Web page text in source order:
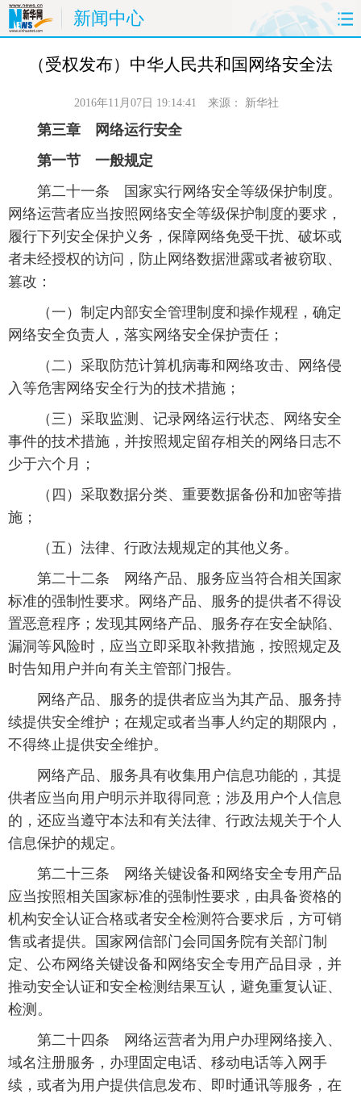
新闻中心
首页 时政 国际 财经
体育 人事
时尚 思客
港澳 台湾 华人 汽车
科技 能源 房产 公司
图片 视频 彩票 食品
旅游 健康 信息化 数据
富媒体 摄影
新华电视中文 新华电视英文 返回PC
（受权发布）中华人民共和国网络安全法
2016年11月07日 19:14:41 来源： 新华社
第三章 网络运行安全
第一节 一般规定
第二十一条 国家实行网络安全等级保护制度。
网络运营者应当按照网络安全等级保护制度的要求，
履行下列安全保护义务，保障网络免受干扰、破坏或
者未经授权的访问，防止网络数据泄露或者被窃取、
篡改：
（一）制定内部安全管理制度和操作规程，确定
网络安全负责人，落实网络安全保护责任；
（二）采取防范计算机病毒和网络攻击、网络侵
入等危害网络安全行为的技术措施；
（三）采取监测、记录网络运行状态、网络安全
事件的技术措施，并按照规定留存相关的网络日志不
少于六个月；
（四）采取数据分类、重要数据备份和加密等措
施；
（五）法律、行政法规规定的其他义务。
第二十二条 网络产品、服务应当符合相关国家
标准的强制性要求。网络产品、服务的提供者不得设
置恶意程序；发现其网络产品、服务存在安全缺陷、
漏洞等风险时，应当立即采取补救措施，按照规定及
时告知用户并向有关主管部门报告。
网络产品、服务的提供者应当为其产品、服务持
续提供安全维护；在规定或者当事人约定的期限内，
不得终止提供安全维护。
网络产品、服务具有收集用户信息功能的，其提
供者应当向用户明示并取得同意；涉及用户个人信息
的，还应当遵守本法和有关法律、行政法规关于个人
信息保护的规定。
第二十三条 网络关键设备和网络安全专用产品
应当按照相关国家标准的强制性要求，由具备资格的
机构安全认证合格或者安全检测符合要求后，方可销
售或者提供。国家网信部门会同国务院有关部门制
定、公布网络关键设备和网络安全专用产品目录，并
推动安全认证和安全检测结果互认，避免重复认证、
检测。
第二十四条 网络运营者为用户办理网络接入、
域名注册服务，办理固定电话、移动电话等入网手
续，或者为用户提供信息发布、即时通讯等服务，在